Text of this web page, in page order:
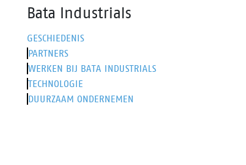
Bata Industrials
GESCHIEDENIS
PARTNERS
WERKEN BIJ BATA INDUSTRIALS
TECHNOLOGIE
DUURZAAM ONDERNEMEN